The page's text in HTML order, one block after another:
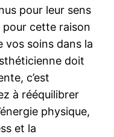
pour leur sens
cette raison
vos soins dans la
doit
c’est
à rééquilibrer
physique,
et la